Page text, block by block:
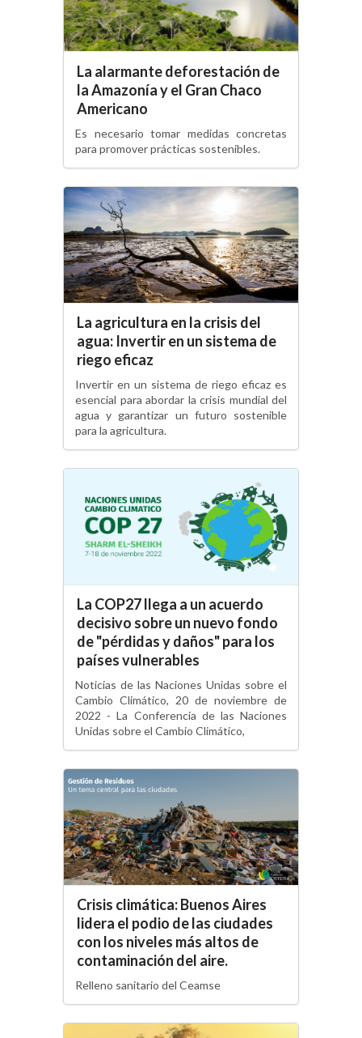
La alarmante deforestación de
la Amazonía y el Gran Chaco
Americano
Es necesario tomar medidas concretas
para promover prácticas sostenibles.
La agricultura en la crisis del
agua: Invertir en un sistema de
riego eficaz
Invertir en un sistema de riego eficaz es
esencial para abordar la crisis mundial del
agua y garantizar un futuro sostenible
para la agricultura.
La COP27 llega a un acuerdo
decisivo sobre un nuevo fondo
de "pérdidas y daños" para los
países vulnerables
Noticias de las Naciones Unidas sobre el
Cambio Climático, 20 de noviembre de
2022 - La Conferencia de las Naciones
Unidas sobre el Cambio Climático,
Crisis climática: Buenos Aires
lidera el podio de las ciudades
con los niveles más altos de
contaminación del aire.
Relleno sanitario del Ceamse